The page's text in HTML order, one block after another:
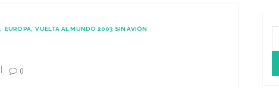
EUROPA VUELTA AL MUNDO 2003 SIN AVIÓN
0